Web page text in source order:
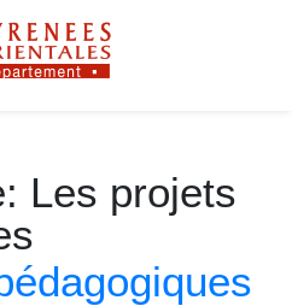
Les projets